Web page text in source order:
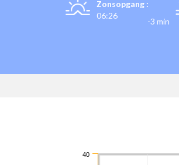
Zonsopgang :
06:26
-3 min
40